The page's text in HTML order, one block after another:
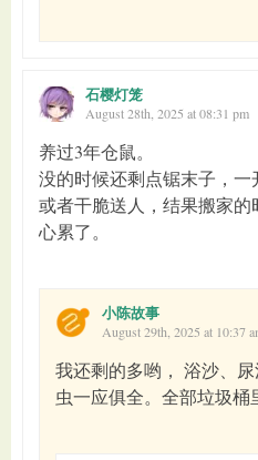
石樱灯笼
August 28th, 2025 at 08:31 pm
养过3年仓鼠。
没的时候还剩点锯末子，
或者干脆送人，结果搬家
心累了。
小陈故事
August 29th, 2025 at 10:37
我还剩的多哟， 浴沙、
虫一应俱全。全部垃圾桶